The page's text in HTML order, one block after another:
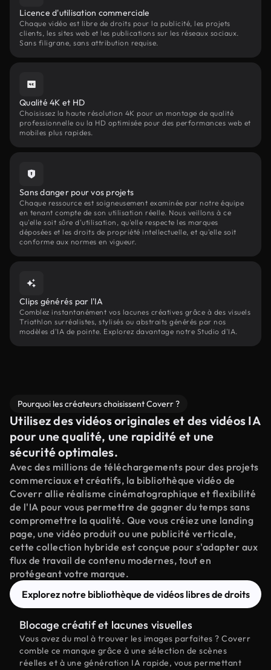
Licence d'utilisation commerciale
Chaque vidéo est libre de droits pour la publicité, les projets
clients, les sites web et les publications sur les réseaux sociaux.
Sans filigrane, sans attribution requise.
Qualité 4K et HD
Choisissez la haute résolution 4K pour un montage de qualité
professionnelle ou la HD optimisée pour des performances web et
mobiles plus rapides.
Sans danger pour vos projets
Chaque ressource est soigneusement examinée par notre équipe
en tenant compte de son utilisation réelle. Nous veillons à ce
qu'elle soit sûre d'utilisation, qu'elle respecte les marques
déposées et les droits de propriété intellectuelle, et qu'elle soit
conforme aux normes en vigueur.
Clips générés par l'IA
Comblez instantanément vos lacunes créatives grâce à des visuels
Triathlon surréalistes, stylisés ou abstraits générés par nos
modèles d'IA de pointe. Explorez davantage notre Studio d'IA.
Pourquoi les créateurs choisissent Coverr ?
Utilisez des vidéos originales et des vidéos IA
pour une qualité, une rapidité et une
sécurité optimales.
Avec des millions de téléchargements pour des projets
commerciaux et créatifs, la bibliothèque vidéo de
Coverr allie réalisme cinématographique et flexibilité
de l'IA pour vous permettre de gagner du temps sans
compromettre la qualité. Que vous créiez une landing
page, une vidéo produit ou une publicité verticale,
cette collection hybride est conçue pour s'adapter aux
flux de travail de contenu modernes, tout en
protégeant votre marque.
Explorez notre bibliothèque de vidéos libres de droits
Blocage créatif et lacunes visuelles
Vous avez du mal à trouver les images parfaites ? Coverr
comble ce manque grâce à une sélection de scènes
réelles et à une génération IA rapide, vous permettant